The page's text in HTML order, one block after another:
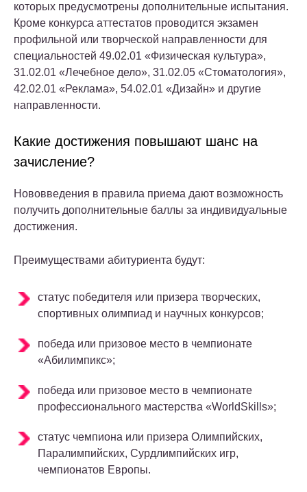
которых предусмотрены дополнительные испытания.
Кроме конкурса аттестатов проводится экзамен
профильной или творческой направленности для
специальностей 49.02.01 «Физическая культура»,
31.02.01 «Лечебное дело», 31.02.05 «Стоматология»,
42.02.01 «Реклама», 54.02.01 «Дизайн» и другие
направленности.
Какие достижения повышают шанс на
зачисление?
Нововведения в правила приема дают возможность
получить дополнительные баллы за индивидуальные
достижения.
Преимуществами абитуриента будут:
статус победителя или призера творческих,
спортивных олимпиад и научных конкурсов;
победа или призовое место в чемпионате
«Абилимпикс»;
победа или призовое место в чемпионате
профессионального мастерства «WorldSkills»;
статус чемпиона или призера Олимпийских,
Паралимпийских, Сурдлимпийских игр,
чемпионатов Европы.